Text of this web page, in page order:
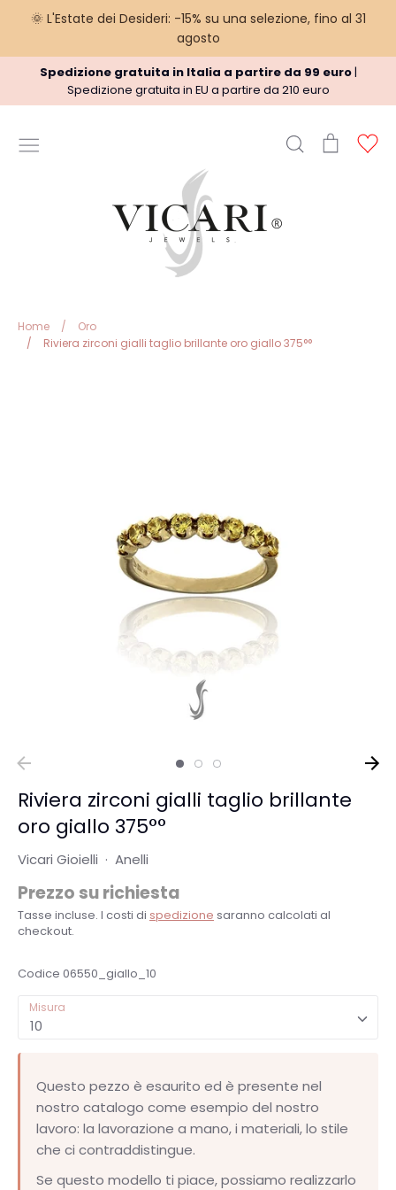
🌞 L'Estate dei Desideri: -15% su una selezione, fino al 31
agosto
contenuto
Spedizione gratuita in Italia a partire da 99 euro|
Spedizione gratuita in EU a partire da 210 euro
Cerca
Termini del Servizio
Informazioni sulle spedizioni
Privacy Policy
Carrello
Home /
Oro
/
Riviera zirconi gialli taglio brillante oro giallo 375°°
Riviera zirconi gialli taglio brillante
oro giallo 375°°
Vicari Gioielli · Anelli
Prezzo su richiesta
Tasse incluse. I costi di spedizione saranno calcolati al
checkout.
Codice 06550_giallo_10
Misura
10
Questo pezzo è esaurito ed è presente nel
nostro catalogo come esempio del nostro
lavoro: la lavorazione a mano, i materiali, lo stile
che ci contraddistingue.
Se questo modello ti piace, possiamo realizzarlo